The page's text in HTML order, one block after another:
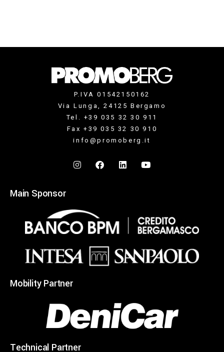
P.IVA 01542150162
Via Lunga, 24125 Bergamo
Tel. +39 035 32 30 911
Fax +39 035 32 30 910
info@promoberg.it
Main Sponsor
Mobility Partner
Technical Partner